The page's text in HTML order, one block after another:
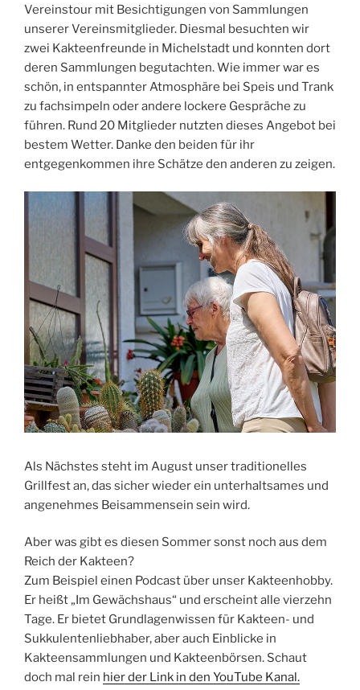
Vereinstour mit Besichtigungen von Sammlungen
unserer Vereinsmitglieder. Diesmal besuchten wir
zwei Kakteenfreunde in Michelstadt und konnten dort
deren Sammlungen begutachten. Wie immer war es
schön, in entspannter Atmosphäre bei Speis und Trank
zu fachsimpeln oder andere lockere Gespräche zu
führen. Rund 20 Mitglieder nutzten dieses Angebot bei
bestem Wetter. Danke den beiden für ihr
entgegenkommen ihre Schätze den anderen zu zeigen.
Als Nächstes steht im August unser traditionelles
Grillfest an, das sicher wieder ein unterhaltsames und
angenehmes Beisammensein sein wird.
Aber was gibt es diesen Sommer sonst noch aus dem
Reich der Kakteen?
Zum Beispiel einen Podcast über unser Kakteenhobby.
Er heißt „Im Gewächshaus“ und erscheint alle vierzehn
Tage. Er bietet Grundlagenwissen für Kakteen- und
Sukkulentenliebhaber, aber auch Einblicke in
Kakteensammlungen und Kakteenbörsen. Schaut
doch mal rein hier der Link in den YouTube Kanal.